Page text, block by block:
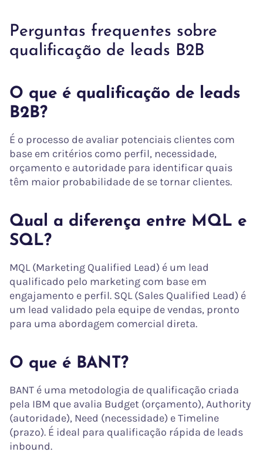
Perguntas frequentes sobre
qualificação de leads B2B
O que é qualificação de leads
B2B?
É o processo de avaliar potenciais clientes com
base em critérios como perfil, necessidade,
orçamento e autoridade para identificar quais
têm maior probabilidade de se tornar clientes.
Qual a diferença entre MQL e
SQL?
MQL (Marketing Qualified Lead) é um lead
qualificado pelo marketing com base em
engajamento e perfil. SQL (Sales Qualified Lead) é
um lead validado pela equipe de vendas, pronto
para uma abordagem comercial direta.
O que é BANT?
BANT é uma metodologia de qualificação criada
pela IBM que avalia Budget (orçamento), Authority
(autoridade), Need (necessidade) e Timeline
(prazo). É ideal para qualificação rápida de leads
inbound.